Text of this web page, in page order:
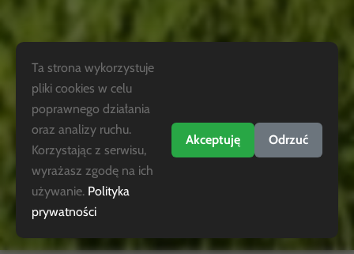
Ta strona wykorzystuje
pliki cookies w celu
poprawnego działania
oraz analizy ruchu.
Korzystając z serwisu,
wyrażasz zgodę na ich
używanie. Polityka
prywatności
Akceptuję Odrzuć